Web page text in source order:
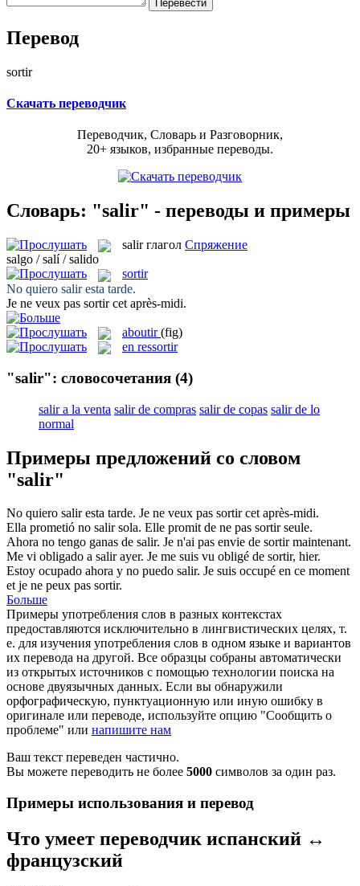
Перевод
sortir
Скачать переводчик
Переводчик, Словарь и Разговорник,
20+ языков, избранные переводы.
Словарь: "salir" - переводы и примеры
salir глагол Спряжение
salgo / salí / salido
sortir
No quiero saliresta tarde.
Je ne veux pas sortircet après-midi.
aboutir (fig)
en ressortir
"salir": словосочетания (4)
salir a la venta salir de compras salir de copas salir de lo
normal
Примеры предложений со словом
"salir"
No quiero saliresta tarde. Je ne veux pas sortircet après-midi.
Ella prometió no salirsola. Elle promit de ne pas sortirseule.
Ahora no tengo ganas de salir. Je n'ai pas envie de sortirmaintenant.
Me vi obligado a salirayer. Je me suis vu obligé de sortir, hier.
Estoy ocupado ahora y no puedo salir. Je suis occupé en ce moment
et je ne peux pas sortir.
Больше
Примеры употребления слов в разных контекстах
предоставляются исключительно в лингвистических целях, т.
е. для изучения употребления слов в одном языке и вариантов
их перевода на другой. Все образцы собраны автоматически
из открытых источников с помощью технологии поиска на
основе двуязычных данных. Если вы обнаружили
орфографическую, пунктуационную или иную ошибку в
оригинале или переводе, используйте опцию "Сообщить о
проблеме" или напишите нам
Ваш текст переведен частично.
Вы можете переводить не более 5000 символов за один раз.
Примеры использования и перевод
Что умеет переводчик испанский ↔
французский